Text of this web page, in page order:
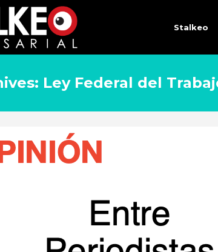
Stalkeo
Ley Federal del